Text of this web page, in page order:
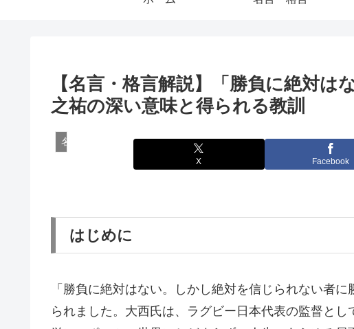
【名言・格言解説】「勝負に絶対
之祐の深い意味と得られる教訓
名言・格言
X Facebook
はじめに
「勝負に絶対はない。しかし絶対を信じられない者
られました。大西氏は、ラグビー日本代表の監督と